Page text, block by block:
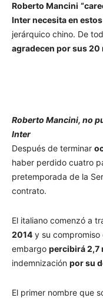
Roberto Mancini
Inter necesita en
jerárquico chino. De
agradecen por sus 20
Roberto Mancini, no
Inter
Después de terminar
haber perdido cuatro
pretemporada de la
contrato.
El italiano comenzó a
2014 y su compromiso
embargo percibirá 2,7
indemnización por su
El primer nombre que